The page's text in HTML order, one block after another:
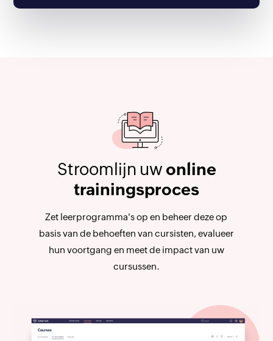
Stroomlijn uwonline
trainingsproces
Zet leerprogramma's op en beheer deze op
basis van de behoeften van cursisten, evalueer
hun voortgang en meet de impact van uw
cursussen.